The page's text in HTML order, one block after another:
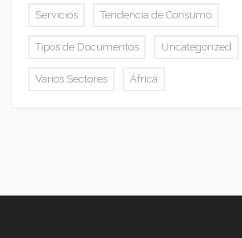
Servicios Tendencia de Consumo
Tipos de Documentos Uncategorized
Varios Sectores África